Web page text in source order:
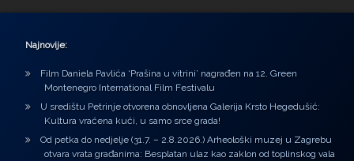
Najnovije:
Film Daniela Pavlića ‘Prašina u vitrini’ nagrađen na 12. Green
Montenegro International Film Festivalu
U središtu Petrinje otvorena obnovljena Galerija Krsto Hegedušić:
Kultura vraćena kući, u samo srce grada!
Od petka do nedjelje (31.7. – 2.8.2026.) Arheološki muzej u Zagrebu
otvara vrata građanima: Besplatan ulaz kao zaklon od toplinskog vala